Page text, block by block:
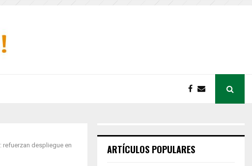
refuerzan despliegue en
ARTÍCULOS POPULARES